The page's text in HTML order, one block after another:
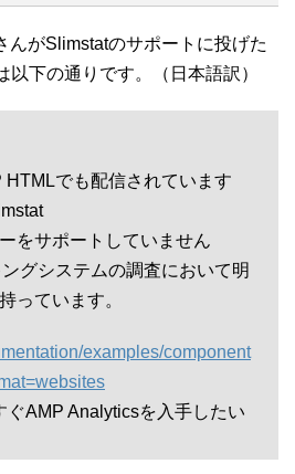
んがSlimstatのサポートに投げた
以下の通りです。（日本語訳）
でも配信されています
をサポートしていません
グシステムの調査において明
っています。
examples/component
ぐAMP Analyticsを入手したい